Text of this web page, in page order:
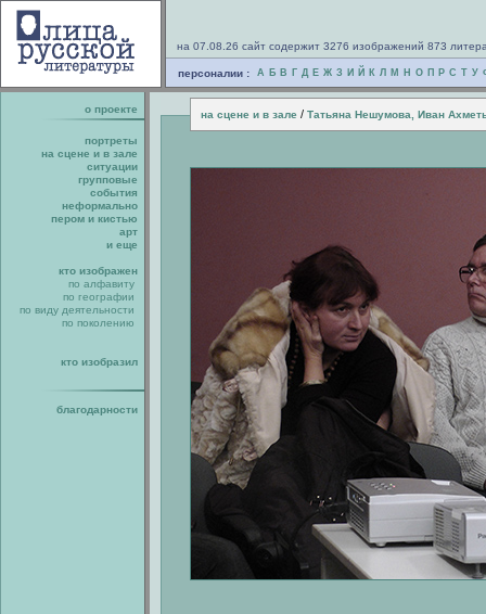
на 07.08.26 сайт содержит 3276 изображений 873
персоналии : А Б В Г Д Е Ж З И Й К Л М Н О П Р С Т У
о проекте на сцене и в зале / Татьяна Нешумова, Иван
портреты
на сцене и в зале
ситуации
групповые
события
неформально
пером и кистью
арт
и еще
кто изображен
по алфавиту
по географии
по виду деятельности
по поколению
кто изобразил
благодарности